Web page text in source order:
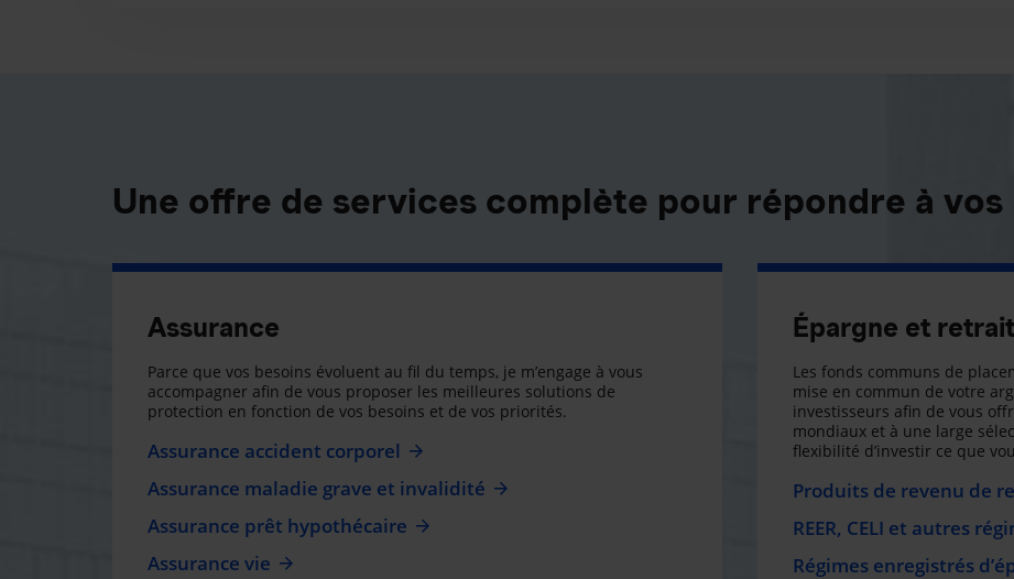
Une offre de services complète pour répondre à vos
Assurance
Parce que vos besoins évoluent au fil du temps, je m’engage à vous
accompagner afin de vous proposer les meilleures solutions de
protection en fonction de vos besoins et de vos priorités.
Assurance accident corporel
Assurance maladie grave et invalidité
Assurance prêt hypothécaire
Assurance vie
Épargne et
Les fonds communs de
mise en commun de votre
investisseurs afin de vous
mondiaux et à une large
flexibilité d’investir ce que
Produits de revenu de
REER, CELI et autres
Régimes enregistrés